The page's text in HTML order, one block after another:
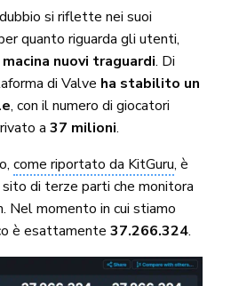
si riflette nei suoi
quanto riguarda gli utenti,
macina nuovi traguardi. Di
di Valve ha stabilito un
, con il numero di giocatori
a37 milioni.
come riportato da KitGuru, è
sito di terze parti che monitora
Nel momento in cui stiamo
è esattamente37.266.324.